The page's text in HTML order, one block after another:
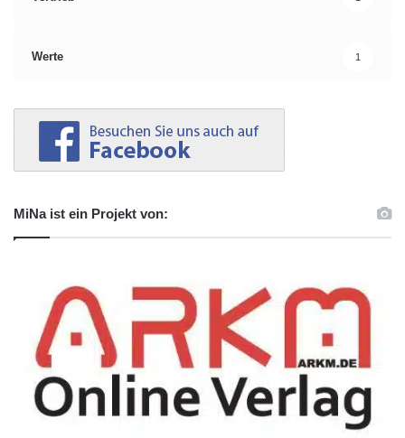
Werte 1
MiNa ist ein Projekt von: